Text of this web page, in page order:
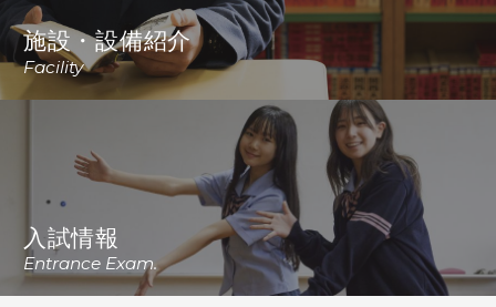
施設・設備紹介
Facility
入試情報
Entrance Exam.